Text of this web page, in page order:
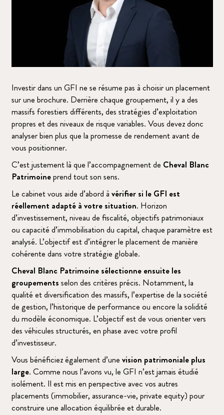
Investir dans un GFI ne se résume pas à choisir un placement
sur une brochure. Derrière chaque groupement, il y a des
massifs forestiers différents, des stratégies d’exploitation
propres et des niveaux de risque variables. Vous devez donc
analyser bien plus que la promesse de rendement avant de
vous positionner.
C’est justement là que l’accompagnement de Cheval Blanc
Patrimoineprend tout son sens.
Le cabinet vous aide d’abord à vérifier si le GFI est
réellement adapté à votre situation. Horizon
d’investissement, niveau de fiscalité, objectifs patrimoniaux
ou capacité d’immobilisation du capital, chaque paramètre est
analysé. L’objectif est d’intégrer le placement de manière
cohérente dans votre stratégie globale.
Cheval Blanc Patrimoine sélectionne ensuite les
groupements selon des critères précis. Notamment, la
qualité et diversification des massifs, l’expertise de la société
de gestion, l’historique de performance ou encore la solidité
du modèle économique. L’objectif est de vous orienter vers
des véhicules structurés, en phase avec votre profil
d’investisseur.
Vous bénéficiez également d’une vision patrimoniale plus
large. Comme nous l’avons vu, le GFI n’est jamais étudié
isolément. Il est mis en perspective avec vos autres
placements (immobilier, assurance-vie, private equity) pour
construire une allocation équilibrée et durable.